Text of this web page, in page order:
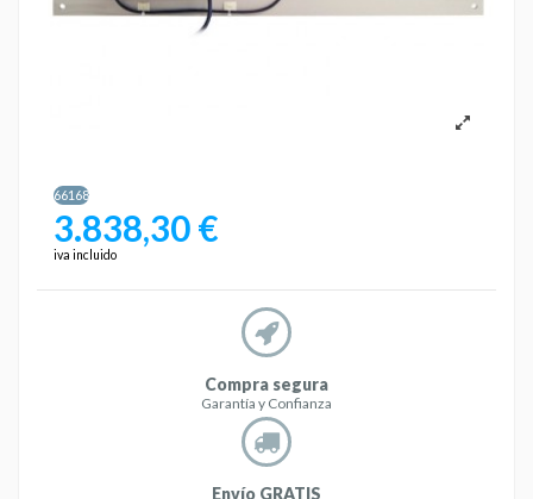
66168
3.838,30 €
iva incluido
Compra segura
Garantía y Confianza
Envío GRATIS